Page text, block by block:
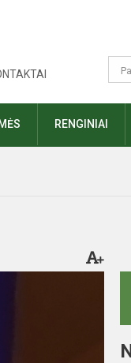
RENGINIAI